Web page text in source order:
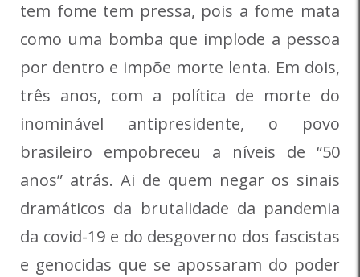
tem fome tem pressa, pois a fome mata
como uma bomba que implode a pessoa
por dentro e impõe morte lenta. Em dois,
três anos, com a política de morte do
inominável antipresidente, o povo
brasileiro empobreceu a níveis de “50
anos” atrás. Ai de quem negar os sinais
dramáticos da brutalidade da pandemia
da covid-19 e do desgoverno dos fascistas
e genocidas que se apossaram do poder